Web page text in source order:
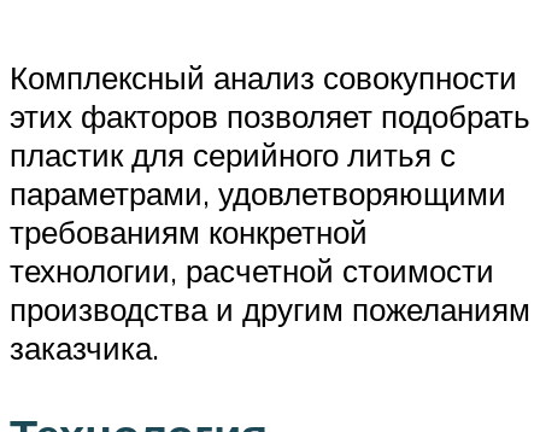
Комплексный анализ совокупности
этих факторов позволяет подобрать
пластик для серийного литья с
параметрами, удовлетворяющими
требованиям конкретной
технологии, расчетной стоимости
производства и другим пожеланиям
заказчика.